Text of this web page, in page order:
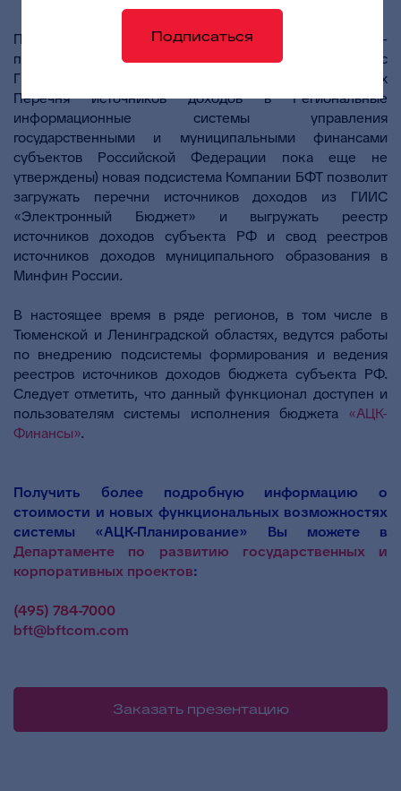
По факту принятия соответствующих нормативно-
правовых актов (форматы и правила взаимодействия с
ГИИС «Электронный бюджет» для загрузки данных
Перечня источников доходов в Региональные
информационные системы управления
государственными и муниципальными финансами
субъектов Российской Федерации пока еще не
утверждены) новая подсистема Компании БФТ позволит
загружать перечни источников доходов из ГИИС
«Электронный Бюджет» и выгружать реестр
источников доходов субъекта РФ и свод реестров
источников доходов муниципального образования в
Минфин России.
В настоящее время в ряде регионов, в том числе в
Тюменской и Ленинградской областях, ведутся работы
по внедрению подсистемы формирования и ведения
реестров источников доходов бюджета субъекта РФ.
Следует отметить, что данный функционал доступен и
пользователям системы исполнения бюджета «АЦК-
Финансы».
Получить более подробную информацию о
стоимости и новых функциональных возможностях
системы «АЦК-Планирование» Вы можете в
Департаменте по развитию государственных и
корпоративных проектов:
(495) 784-7000
bft@bftcom.com
Заказать презентацию
Подписаться